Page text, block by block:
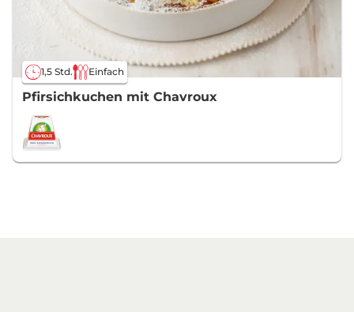
1,5 Std. Einfach
Pfirsichkuchen mit Chavroux